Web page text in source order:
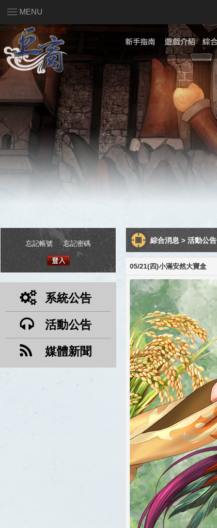
MENU
註冊會員
忘記帳號 | 忘記密碼
系統公告
活動公告
媒體新聞
綜合消息 > 活動公
05/21(四)小滿安然大寶盒